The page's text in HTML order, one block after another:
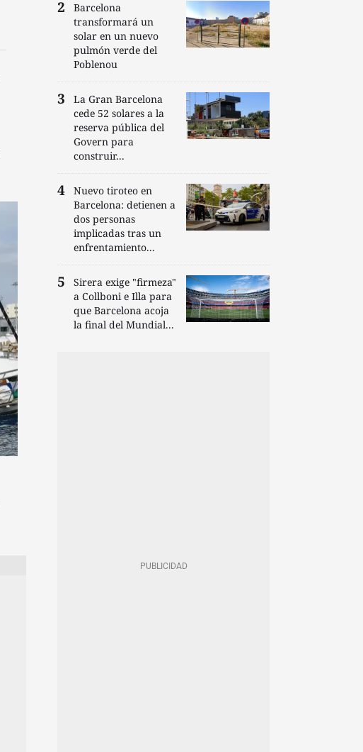
Barcelona
transformará un
solar en un nuevo
pulmón verde del
Poblenou
La Gran Barcelona
cede 52 solares a la
reserva pública del
Govern para
construir...
Nuevo tiroteo en
Barcelona: detienen a
dos personas
implicadas tras un
enfrentamiento...
Sirera exige "firmeza"
a Collboni e Illa para
que Barcelona acoja
la final del Mundial...